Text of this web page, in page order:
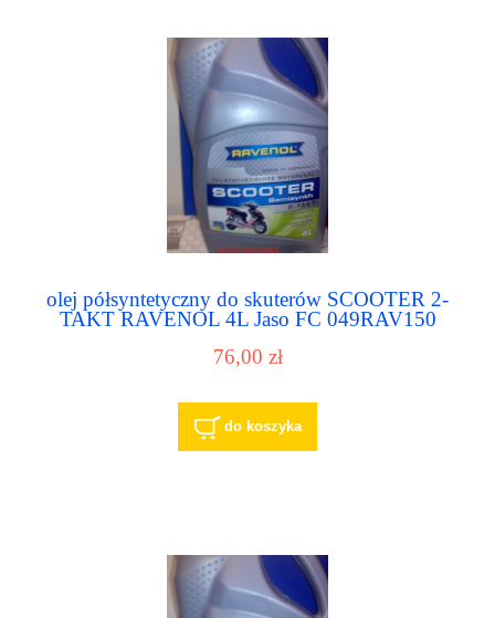
olej półsyntetyczny do skuterów SCOOTER 2-
TAKT RAVENOL 4L Jaso FC 049RAV150
76,00 zł
do koszyka